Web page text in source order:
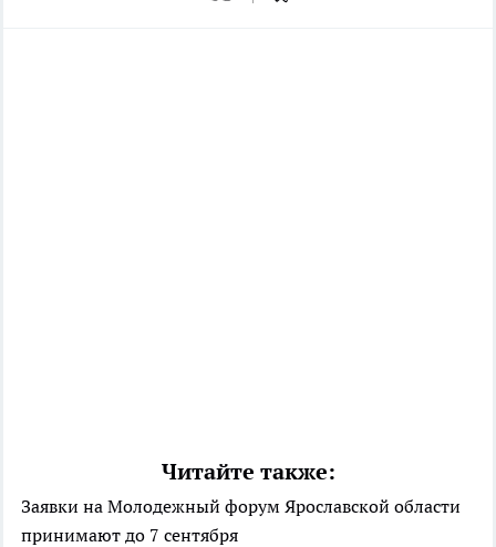
Читайте также:
Заявки на Молодежный форум Ярославской области
принимают до 7 сентября